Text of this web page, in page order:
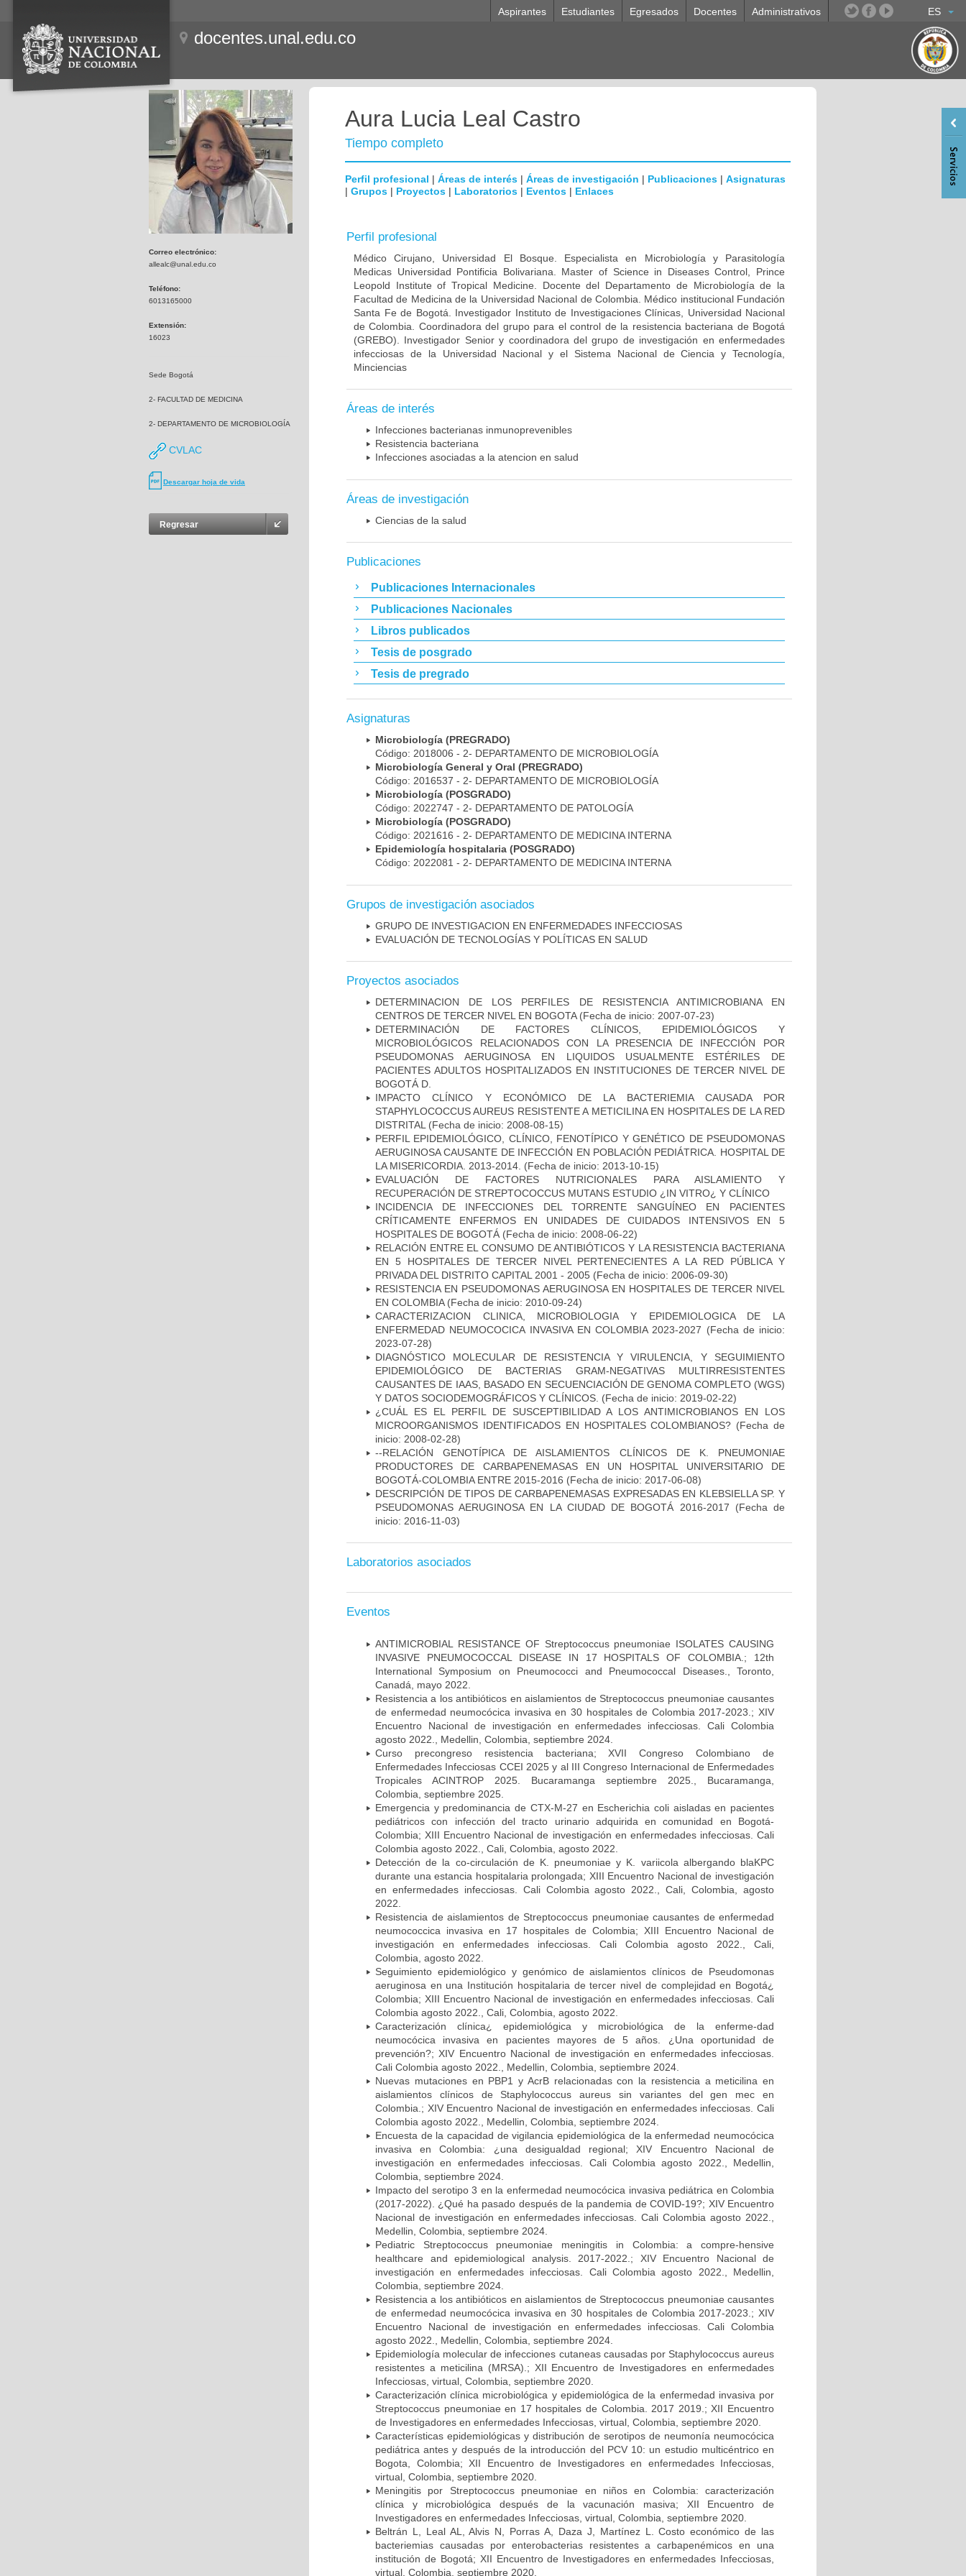
ES
Aspirantes Estudiantes Egresados Docentes Administrativos
docentes.unal.edu.co
Correo electrónico:
allealc@unal.edu.co
Teléfono:
6013165000
Extensión:
16023
Sede Bogotá
2- FACULTAD DE MEDICINA
2- DEPARTAMENTO DE MICROBIOLOGÍA
CVLAC
Descargar hoja de vida
Regresar
Aura Lucia Leal Castro
Tiempo completo
Perfil profesional | Áreas de interés | Áreas de investigación | Publicaciones | Asignaturas
| Grupos | Proyectos | Laboratorios | Eventos | Enlaces
Perfil profesional
Médico Cirujano, Universidad El Bosque. Especialista en Microbiología y Parasitología
Medicas Universidad Pontificia Bolivariana. Master of Science in Diseases Control, Prince
Leopold Institute of Tropical Medicine. Docente del Departamento de Microbiología de la
Facultad de Medicina de la Universidad Nacional de Colombia. Médico institucional Fundación
Santa Fe de Bogotá. Investigador Instituto de Investigaciones Clínicas, Universidad Nacional
de Colombia. Coordinadora del grupo para el control de la resistencia bacteriana de Bogotá
(GREBO). Investigador Senior y coordinadora del grupo de investigación en enfermedades
infecciosas de la Universidad Nacional y el Sistema Nacional de Ciencia y Tecnología,
Minciencias
Áreas de interés
Infecciones bacterianas inmunoprevenibles
Resistencia bacteriana
Infecciones asociadas a la atencion en salud
Áreas de investigación
Ciencias de la salud
Publicaciones
Publicaciones Internacionales
Publicaciones Nacionales
Libros publicados
Tesis de posgrado
Tesis de pregrado
Asignaturas
Microbiología (PREGRADO)
Código: 2018006 - 2- DEPARTAMENTO DE MICROBIOLOGÍA
Microbiología General y Oral (PREGRADO)
Código: 2016537 - 2- DEPARTAMENTO DE MICROBIOLOGÍA
Microbiología (POSGRADO)
Código: 2022747 - 2- DEPARTAMENTO DE PATOLOGÍA
Microbiología (POSGRADO)
Código: 2021616 - 2- DEPARTAMENTO DE MEDICINA INTERNA
Epidemiología hospitalaria (POSGRADO)
Código: 2022081 - 2- DEPARTAMENTO DE MEDICINA INTERNA
Grupos de investigación asociados
GRUPO DE INVESTIGACION EN ENFERMEDADES INFECCIOSAS
EVALUACIÓN DE TECNOLOGÍAS Y POLÍTICAS EN SALUD
Proyectos asociados
DETERMINACION DE LOS PERFILES DE RESISTENCIA ANTIMICROBIANA EN
CENTROS DE TERCER NIVEL EN BOGOTA(Fecha de inicio: 2007-07-23)
DETERMINACIÓN DE FACTORES CLÍNICOS, EPIDEMIOLÓGICOS Y
MICROBIOLÓGICOS RELACIONADOS CON LA PRESENCIA DE INFECCIÓN POR
PSEUDOMONAS AERUGINOSA EN LIQUIDOS USUALMENTE ESTÉRILES DE
PACIENTES ADULTOS HOSPITALIZADOS EN INSTITUCIONES DE TERCER NIVEL DE
BOGOTÁ D.
IMPACTO CLÍNICO Y ECONÓMICO DE LA BACTERIEMIA CAUSADA POR
STAPHYLOCOCCUS AUREUS RESISTENTE A METICILINA EN HOSPITALES DE LA RED
DISTRITAL (Fecha de inicio: 2008-08-15)
PERFIL EPIDEMIOLÓGICO, CLÍNICO, FENOTÍPICO Y GENÉTICO DE PSEUDOMONAS
AERUGINOSA CAUSANTE DE INFECCIÓN EN POBLACIÓN PEDIÁTRICA. HOSPITAL DE
LA MISERICORDIA. 2013-2014. (Fecha de inicio: 2013-10-15)
EVALUACIÓN DE FACTORES NUTRICIONALES PARA AISLAMIENTO Y
RECUPERACIÓN DE STREPTOCOCCUS MUTANS ESTUDIO ¿IN VITRO¿ Y CLÍNICO
INCIDENCIA DE INFECCIONES DEL TORRENTE SANGUÍNEO EN PACIENTES
CRÍTICAMENTE ENFERMOS EN UNIDADES DE CUIDADOS INTENSIVOS EN 5
HOSPITALES DE BOGOTÁ (Fecha de inicio: 2008-06-22)
RELACIÓN ENTRE EL CONSUMO DE ANTIBIÓTICOS Y LA RESISTENCIA BACTERIANA
EN 5 HOSPITALES DE TERCER NIVEL PERTENECIENTES A LA RED PÚBLICA Y
PRIVADA DEL DISTRITO CAPITAL 2001 - 2005 (Fecha de inicio: 2006-09-30)
RESISTENCIA EN PSEUDOMONAS AERUGINOSA EN HOSPITALES DE TERCER NIVEL
EN COLOMBIA (Fecha de inicio: 2010-09-24)
CARACTERIZACION CLINICA, MICROBIOLOGIA Y EPIDEMIOLOGICA DE LA
ENFERMEDAD NEUMOCOCICA INVASIVA EN COLOMBIA 2023-2027 (Fecha de inicio:
2023-07-28)
DIAGNÓSTICO MOLECULAR DE RESISTENCIA Y VIRULENCIA, Y SEGUIMIENTO
EPIDEMIOLÓGICO DE BACTERIAS GRAM-NEGATIVAS MULTIRRESISTENTES
CAUSANTES DE IAAS, BASADO EN SECUENCIACIÓN DE GENOMA COMPLETO (WGS)
Y DATOS SOCIODEMOGRÁFICOS Y CLÍNICOS. (Fecha de inicio: 2019-02-22)
¿CUÁL ES EL PERFIL DE SUSCEPTIBILIDAD A LOS ANTIMICROBIANOS EN LOS
MICROORGANISMOS IDENTIFICADOS EN HOSPITALES COLOMBIANOS? (Fecha de
inicio: 2008-02-28)
--RELACIÓN GENOTÍPICA DE AISLAMIENTOS CLÍNICOS DE K. PNEUMONIAE
PRODUCTORES DE CARBAPENEMASAS EN UN HOSPITAL UNIVERSITARIO DE
BOGOTÁ-COLOMBIA ENTRE 2015-2016 (Fecha de inicio: 2017-06-08)
DESCRIPCIÓN DE TIPOS DE CARBAPENEMASAS EXPRESADAS EN KLEBSIELLA SP. Y
PSEUDOMONAS AERUGINOSA EN LA CIUDAD DE BOGOTÁ 2016-2017 (Fecha de
inicio: 2016-11-03)
Laboratorios asociados
Eventos
ANTIMICROBIAL RESISTANCE OF Streptococcus pneumoniae ISOLATES CAUSING
INVASIVE PNEUMOCOCCAL DISEASE IN 17 HOSPITALS OF COLOMBIA.; 12th
International Symposium on Pneumococci and Pneumococcal Diseases., Toronto,
Canadá, mayo 2022.
Resistencia a los antibióticos en aislamientos de Streptococcus pneumoniae causantes
de enfermedad neumocócica invasiva en 30 hospitales de Colombia 2017-2023.; XIV
Encuentro Nacional de investigación en enfermedades infecciosas. Cali Colombia
agosto 2022., Medellin, Colombia, septiembre 2024.
Curso precongreso resistencia bacteriana; XVII Congreso Colombiano de
Enfermedades Infecciosas CCEI 2025 y al III Congreso Internacional de Enfermedades
Tropicales ACINTROP 2025. Bucaramanga septiembre 2025., Bucaramanga,
Colombia, septiembre 2025.
Emergencia y predominancia de CTX-M-27 en Escherichia coli aisladas en pacientes
pediátricos con infección del tracto urinario adquirida en comunidad en Bogotá-
Colombia; XIII Encuentro Nacional de investigación en enfermedades infecciosas. Cali
Colombia agosto 2022., Cali, Colombia, agosto 2022.
Detección de la co-circulación de K. pneumoniae y K. variicola albergando blaKPC
durante una estancia hospitalaria prolongada; XIII Encuentro Nacional de investigación
en enfermedades infecciosas. Cali Colombia agosto 2022., Cali, Colombia, agosto
2022.
Resistencia de aislamientos de Streptococcus pneumoniae causantes de enfermedad
neumococcica invasiva en 17 hospitales de Colombia; XIII Encuentro Nacional de
investigación en enfermedades infecciosas. Cali Colombia agosto 2022., Cali,
Colombia, agosto 2022.
Seguimiento epidemiológico y genómico de aislamientos clínicos de Pseudomonas
aeruginosa en una Institución hospitalaria de tercer nivel de complejidad en Bogotá¿
Colombia; XIII Encuentro Nacional de investigación en enfermedades infecciosas. Cali
Colombia agosto 2022., Cali, Colombia, agosto 2022.
Caracterización clínica¿ epidemiológica y microbiológica de la enferme-dad
neumocócica invasiva en pacientes mayores de 5 años. ¿Una oportunidad de
prevención?; XIV Encuentro Nacional de investigación en enfermedades infecciosas.
Cali Colombia agosto 2022., Medellin, Colombia, septiembre 2024.
Nuevas mutaciones en PBP1 y AcrB relacionadas con la resistencia a meticilina en
aislamientos clínicos de Staphylococcus aureus sin variantes del gen mec en
Colombia.; XIV Encuentro Nacional de investigación en enfermedades infecciosas. Cali
Colombia agosto 2022., Medellin, Colombia, septiembre 2024.
Encuesta de la capacidad de vigilancia epidemiológica de la enfermedad neumocócica
invasiva en Colombia: ¿una desigualdad regional; XIV Encuentro Nacional de
investigación en enfermedades infecciosas. Cali Colombia agosto 2022., Medellin,
Colombia, septiembre 2024.
Impacto del serotipo 3 en la enfermedad neumocócica invasiva pediátrica en Colombia
(2017-2022). ¿Qué ha pasado después de la pandemia de COVID-19?; XIV Encuentro
Nacional de investigación en enfermedades infecciosas. Cali Colombia agosto 2022.,
Medellin, Colombia, septiembre 2024.
Pediatric Streptococcus pneumoniae meningitis in Colombia: a compre-hensive
healthcare and epidemiological analysis. 2017-2022.; XIV Encuentro Nacional de
investigación en enfermedades infecciosas. Cali Colombia agosto 2022., Medellin,
Colombia, septiembre 2024.
Resistencia a los antibióticos en aislamientos de Streptococcus pneumoniae causantes
de enfermedad neumocócica invasiva en 30 hospitales de Colombia 2017-2023.; XIV
Encuentro Nacional de investigación en enfermedades infecciosas. Cali Colombia
agosto 2022., Medellin, Colombia, septiembre 2024.
Epidemiología molecular de infecciones cutaneas causadas por Staphylococcus aureus
resistentes a meticilina (MRSA).; XII Encuentro de Investigadores en enfermedades
Infecciosas, virtual, Colombia, septiembre 2020.
Caracterización clínica microbiológica y epidemiológica de la enfermedad invasiva por
Streptococcus pneumoniae en 17 hospitales de Colombia. 2017 2019.; XII Encuentro
de Investigadores en enfermedades Infecciosas, virtual, Colombia, septiembre 2020.
Características epidemiológicas y distribución de serotipos de neumonía neumocócica
pediátrica antes y después de la introducción del PCV 10: un estudio multicéntrico en
Bogota, Colombia; XII Encuentro de Investigadores en enfermedades Infecciosas,
virtual, Colombia, septiembre 2020.
Meningitis por Streptococcus pneumoniae en niños en Colombia: caracterización
clínica y microbiológica después de la vacunación masiva; XII Encuentro de
Investigadores en enfermedades Infecciosas, virtual, Colombia, septiembre 2020.
Beltrán L, Leal AL, Alvis N, Porras A, Daza J, Martínez L. Costo económico de las
bacteriemias causadas por enterobacterias resistentes a carbapenémicos en una
institución de Bogotá; XII Encuentro de Investigadores en enfermedades Infecciosas,
virtual, Colombia, septiembre 2020.